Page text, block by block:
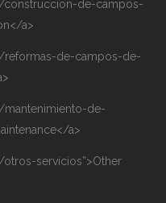
construccion-de-campos-
a>
reformas-de-campos-de-
mantenimiento-de-
a>
servicios”>Other